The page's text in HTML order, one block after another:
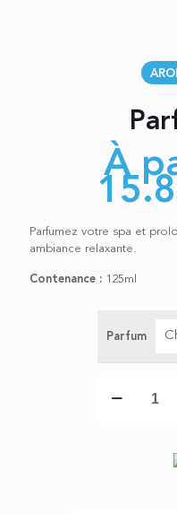
À
Parfumez votre spa et
ambiance relaxante.
Contenance : 125ml
Parfum